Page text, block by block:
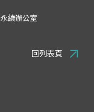
永續辦公室
回列表頁